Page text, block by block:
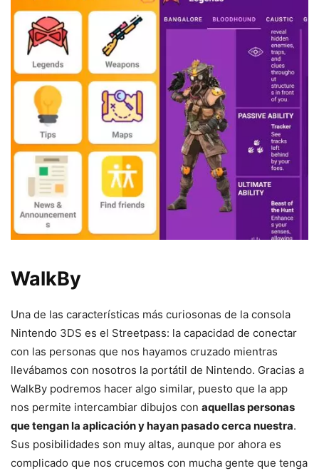
WalkBy
Una de las características más curiosonas de la consola
Nintendo 3DS es el Streetpass: la capacidad de conectar
con las personas que nos hayamos cruzado mientras
llevábamos con nosotros la portátil de Nintendo. Gracias a
WalkBy podremos hacer algo similar, puesto que la app
nos permite intercambiar dibujos con aquellas personas
que tengan la aplicación y hayan pasado cerca nuestra.
Sus posibilidades son muy altas, aunque por ahora es
complicado que nos crucemos con mucha gente que tenga